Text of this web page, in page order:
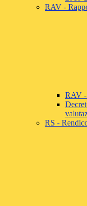
RAV -
RAV -
RS -